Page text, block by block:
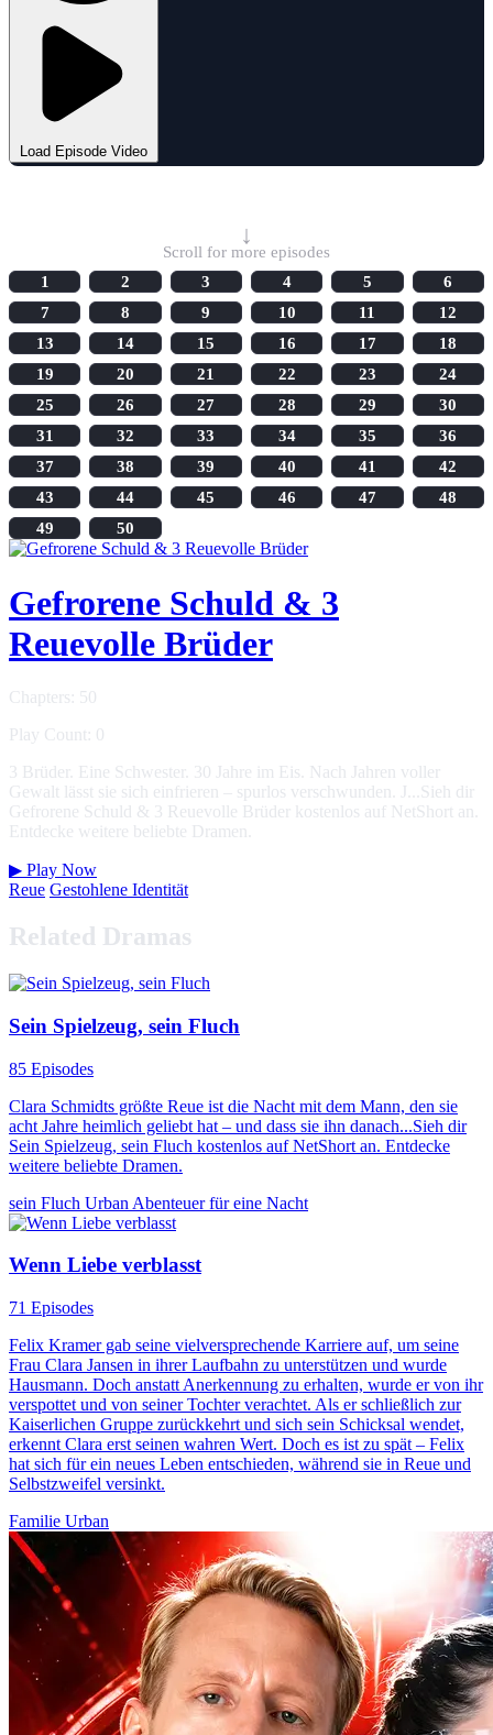
Load Episode Video
↓
Scroll for more episodes
1
2 3 4 5
6
7
8 9 10 11
12
13
14 15 16 17
18
19
20 21 22 23
24
25
26 27 28 29
30
31
32 33 34 35
36
37
38 39 40 41
42
43
44 45 46 47
48
49
50
Gefrorene Schuld & 3
Reuevolle Brüder
Chapters: 50
Play Count: 0
3 Brüder. Eine Schwester. 30 Jahre im Eis. Nach Jahren voller
Gewalt lässt sie sich einfrieren – spurlos verschwunden. J...Sieh dir
Gefrorene Schuld & 3 Reuevolle Brüder kostenlos auf NetShort an.
Entdecke weitere beliebte Dramen.
▶ Play Now
Reue Gestohlene Identität
Related Dramas
Sein Spielzeug, sein Fluch
85 Episodes
Clara Schmidts größte Reue ist die Nacht mit dem Mann, den sie
acht Jahre heimlich geliebt hat – und dass sie ihn danach...Sieh dir
Sein Spielzeug, sein Fluch kostenlos auf NetShort an. Entdecke
weitere beliebte Dramen.
sein Fluch Urban Abenteuer für eine Nacht
Wenn Liebe verblasst
71 Episodes
Felix Kramer gab seine vielversprechende Karriere auf, um seine
Frau Clara Jansen in ihrer Laufbahn zu unterstützen und wurde
Hausmann. Doch anstatt Anerkennung zu erhalten, wurde er von ihr
verspottet und von seiner Tochter verachtet. Als er schließlich zur
Kaiserlichen Gruppe zurückkehrt und sich sein Schicksal wendet,
erkennt Clara erst seinen wahren Wert. Doch es ist zu spät – Felix
hat sich für ein neues Leben entschieden, während sie in Reue und
Selbstzweifel versinkt.
Familie Urban